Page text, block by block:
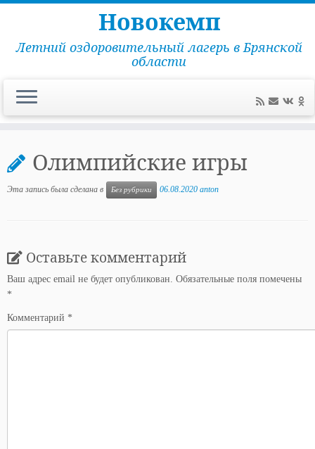
содержимому
Новокемп
Летний оздоровительный лагерь в Брянской
области
Олимпийские игры
Эта запись была сделана в Без рубрики 06.08.2020 anton
Оставьте комментарий
Ваш адрес email не будет опубликован. Обязательные поля помечены
*
Комментарий *